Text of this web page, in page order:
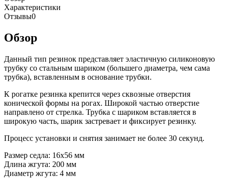
Характеристики
Отзывы0
Обзор
Данный тип резинок представляет эластичную силиконовую
трубку со стальным шариком (большего диаметра, чем сама
трубка), вставленным в основание трубки.
К рогатке резинка крепится через сквозные отверстия
конической формы на рогах. Широкой частью отверстие
направлено от стрелка. Трубка с шариком вставляется в
широкую часть, шарик застревает и фиксирует резинку.
Процесс установки и снятия занимает не более 30 секунд.
Размер седла: 16х56 мм
Длина жгута: 200 мм
Диаметр жгута: 4 мм